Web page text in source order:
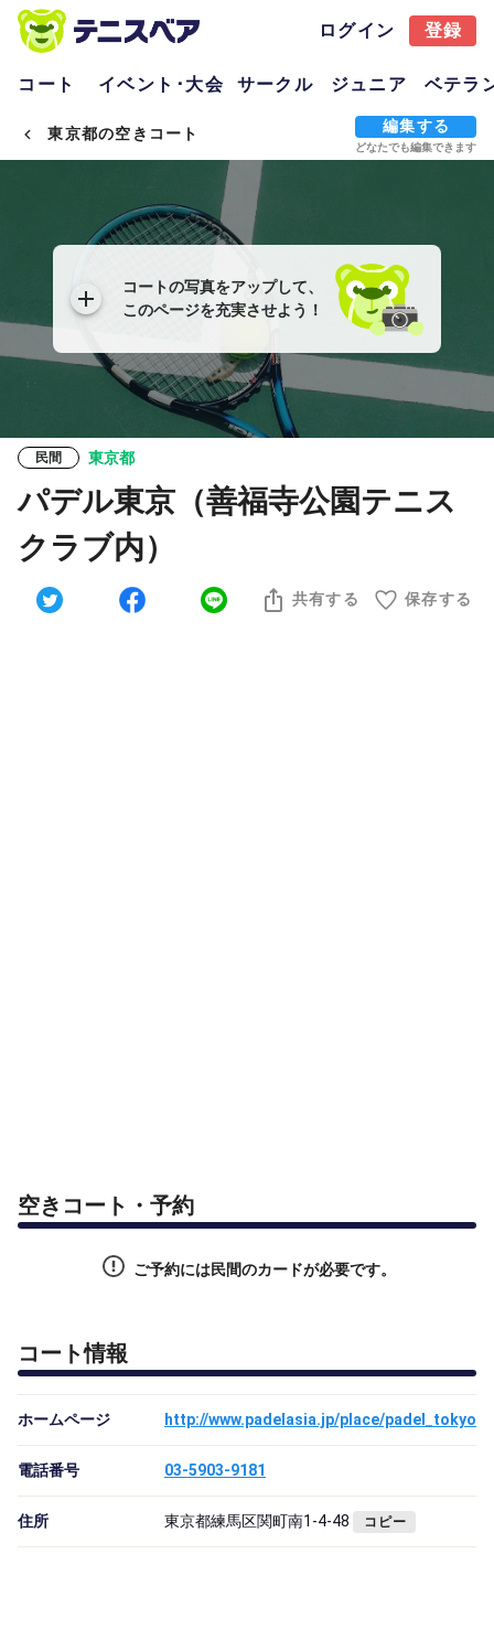
ログイン 登録
コート イベント･大会 サークル ジュニア ベテラ
東京都の空きコート 編集する
どなたでも編集できます
コートの写真をアップして、
このページを充実させよう！
民間 東京都
パデル東京（善福寺公園テニス
クラブ内）
共有する 保存する
空きコート・予約
ご予約には民間のカードが必要です。
コート情報
ホームページ http://www.padelasia.jp/place/padel_tokyo
電話番号 03-5903-9181
住所 東京都練馬区関町南1-4-48 コピー